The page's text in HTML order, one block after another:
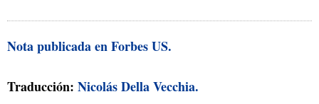
Nota publicada en Forbes US.
Traducción: Nicolás Della Vecchia.